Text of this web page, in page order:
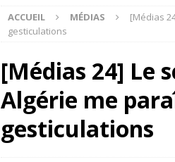
ACCUEIL MÉDIAS
[Médias
gesticulations
[Médias 24] Le
Algérie me
gesticulations